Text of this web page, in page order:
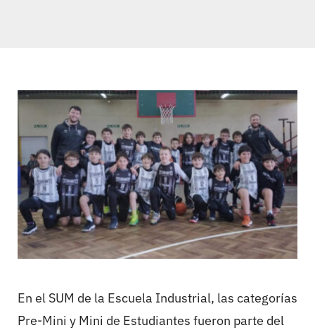
En el SUM de la Escuela Industrial, las categorías
Pre-Mini y Mini de Estudiantes fueron parte del